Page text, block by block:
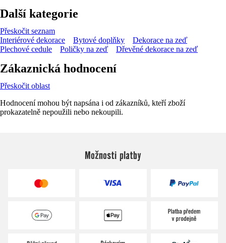
Další kategorie
Přeskočit seznam
Interiérové dekorace
Bytové doplňky
Dekorace na zeď
Plechové cedule
Poličky na zeď Dřevěné dekorace na zeď
Zákaznická hodnocení
Přeskočit oblast
Hodnocení mohou být napsána i od zákazníků, kteří zboží
prokazatelně nepoužili nebo nekoupili.
Možnosti platby